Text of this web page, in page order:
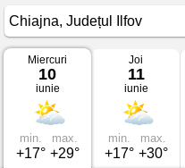
Vremea
Chiajna
iunie
2026
Județul
Ilfov
Miercuri
10
iunie
min.
+17°
max.
+29°
Joi
11
iunie
min.
+17°
max.
+30°